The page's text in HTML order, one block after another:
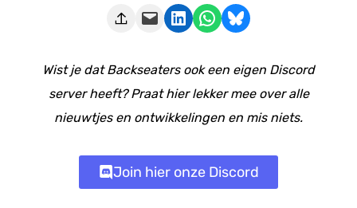
Deze pagina e-mailen Delen op LinkedIn Delen via WhatsApp Share on Bluesky
Wist je dat Backseaters ook een eigen Discord
server heeft? Praat hier lekker mee over alle
nieuwtjes en ontwikkelingen en mis niets.
Join hier onze Discord